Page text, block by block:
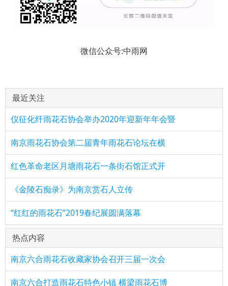
微信公众号:中雨网
最近关注
仪征化纤雨花石协会举办2020年迎新年年会暨
南京雨花石协会第二届青年雨花石论坛在横
红色革命老区月塘雨花石一条街石馆正式开
《金陵石痴录》为南京赏石人立传
“红红的雨花石”2019春纪展圆满落幕
热点内容
南京六合雨花石收藏家协会召开三届一次会
南京六合打造雨花石特色小镇 横梁雨花石博